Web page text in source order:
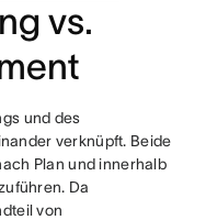
vs.
und des
verknüpft. Beide
Plan und innerhalb
Da
von